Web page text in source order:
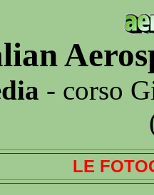
- corso
LE